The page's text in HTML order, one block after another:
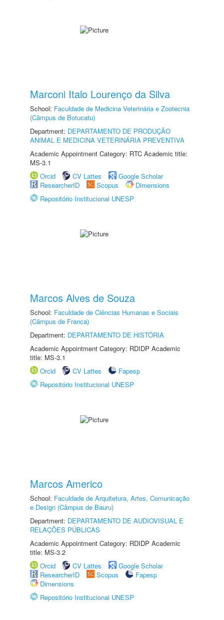
Marconi Italo Lourenço da Silva
School: Faculdade de Medicina Veterinária e Zootecnia
(Câmpus de Botucatu)
Department: DEPARTAMENTO DE PRODUÇÃO
ANIMAL E MEDICINA VETERINÁRIA PREVENTIVA
Academic Appointment Category: RTC Academic title:
MS-3.1
Orcid
CV Lattes
Google Scholar
ResearcherID
Scopus
Dimensions
Repositório Institucional UNESP
Marcos Alves de Souza
School: Faculdade de Ciências Humanas e Sociais
(Câmpus de Franca)
Department: DEPARTAMENTO DE HISTÓRIA
Academic Appointment Category: RDIDP Academic
title: MS-3.1
Orcid
CV Lattes
Fapesp
Repositório Institucional UNESP
Marcos Americo
School: Faculdade de Arquitetura, Artes, Comunicação
e Design (Câmpus de Bauru)
Department: DEPARTAMENTO DE AUDIOVISUAL E
RELAÇÕES PÚBLICAS
Academic Appointment Category: RDIDP Academic
title: MS-3.2
Orcid
CV Lattes
Google Scholar
ResearcherID
Scopus
Fapesp
Dimensions
Repositório Institucional UNESP